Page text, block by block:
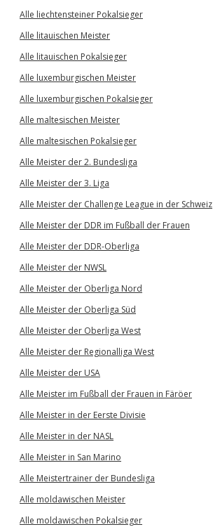
Alle liechtensteiner Pokalsieger
Alle litauischen Meister
Alle litauischen Pokalsieger
Alle luxemburgischen Meister
Alle luxemburgischen Pokalsieger
Alle maltesischen Meister
Alle maltesischen Pokalsieger
Alle Meister der 2. Bundesliga
Alle Meister der 3. Liga
Alle Meister der Challenge League in der Schweiz
Alle Meister der DDR im Fußball der Frauen
Alle Meister der DDR-Oberliga
Alle Meister der NWSL
Alle Meister der Oberliga Nord
Alle Meister der Oberliga Süd
Alle Meister der Oberliga West
Alle Meister der Regionalliga West
Alle Meister der USA
Alle Meister im Fußball der Frauen in Färöer
Alle Meister in der Eerste Divisie
Alle Meister in der NASL
Alle Meister in San Marino
Alle Meistertrainer der Bundesliga
Alle moldawischen Meister
Alle moldawischen Pokalsieger